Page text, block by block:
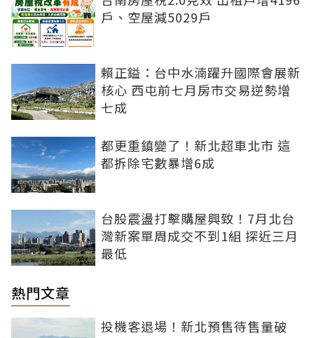
戶、空屋減5029戶
賴正鎰：台中水湳躍升國際會展新
核心 西屯前七月房市交易逆勢增
七成
都更重鎮變了！新北超車北市 這
都拆除宅數暴增6成
台股震盪打擊購屋興致！7月北台
灣新案單周成交不到1組 探近三月
最低
熱門文章
投機客退場！新北預售待售量破